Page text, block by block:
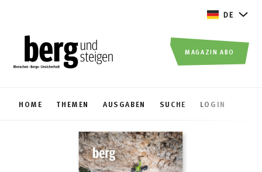
DE
HOME THEMEN AUSGABEN SUCHE LOGIN
MAGAZIN ABO